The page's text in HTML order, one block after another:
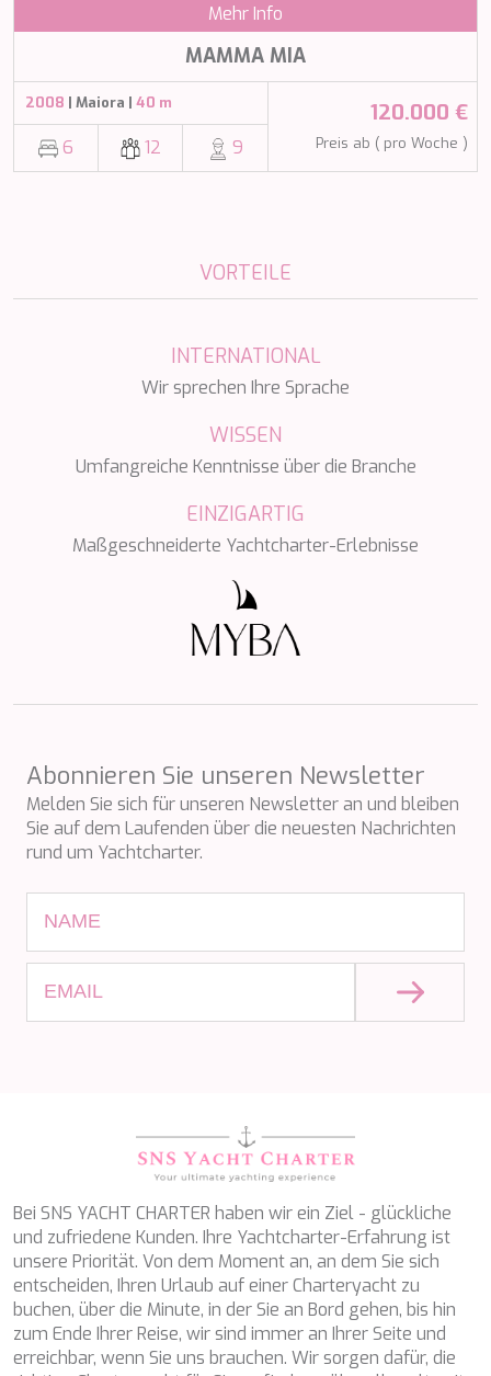
Mehr Info
MAMMA MIA
2008 | Maiora | 40 m
6 12 9
120.000 €
Preis ab ( pro Woche )
VORTEILE
INTERNATIONAL
Wir sprechen Ihre Sprache
WISSEN
Umfangreiche Kenntnisse über die Branche
EINZIGARTIG
Maßgeschneiderte Yachtcharter-Erlebnisse
Abonnieren Sie unseren Newsletter
Melden Sie sich für unseren Newsletter an und bleiben
Sie auf dem Laufenden über die neuesten Nachrichten
rund um Yachtcharter.
Bei SNS YACHT CHARTER haben wir ein Ziel - glückliche
und zufriedene Kunden. Ihre Yachtcharter-Erfahrung ist
unsere Priorität. Von dem Moment an, an dem Sie sich
entscheiden, Ihren Urlaub auf einer Charteryacht zu
buchen, über die Minute, in der Sie an Bord gehen, bis hin
zum Ende Ihrer Reise, wir sind immer an Ihrer Seite und
erreichbar, wenn Sie uns brauchen. Wir sorgen dafür, die
SONISHI
SOUL
SOULMATE
SWEET CAROLINE
TAKARA ONE
TE MANU
VAUBAN
VERA
VERTIGE
VERTIGO
VITTORIA
VIVA LA VIDA
VYNO
WATERCOLOURS
WAVE
ZEN VIBES
ZENJI